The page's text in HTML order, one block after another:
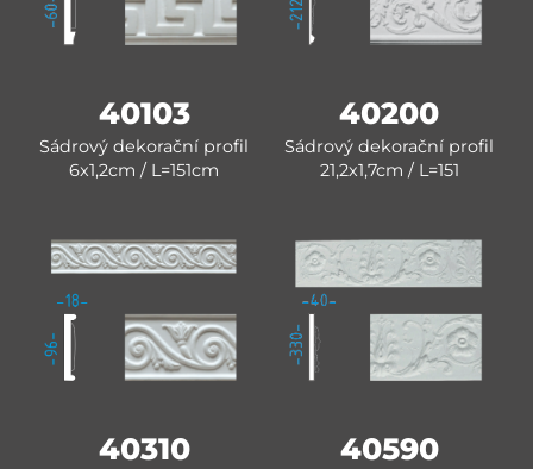
40103
Sádrový dekorační profil
6x1,2cm / L=151cm
40200
Sádrový dekorační profil
21,2x1,7cm / L=151
40310 40590